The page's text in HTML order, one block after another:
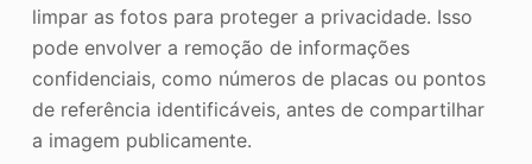
limpar as fotos para proteger a privacidade. Isso
pode envolver a remoção de informações
confidenciais, como números de placas ou pontos
de referência identificáveis, antes de compartilhar
a imagem publicamente.